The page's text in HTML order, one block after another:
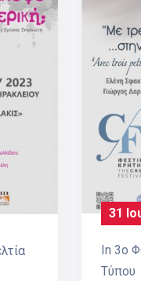
31
In 3ο
Τύπου